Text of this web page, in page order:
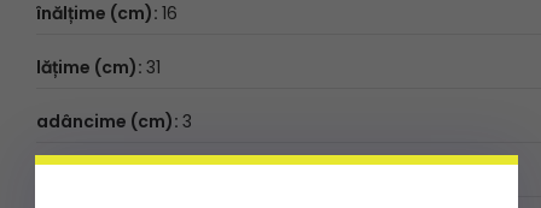
înălțime (cm): 16
lățime (cm): 31
adâncime (cm): 3